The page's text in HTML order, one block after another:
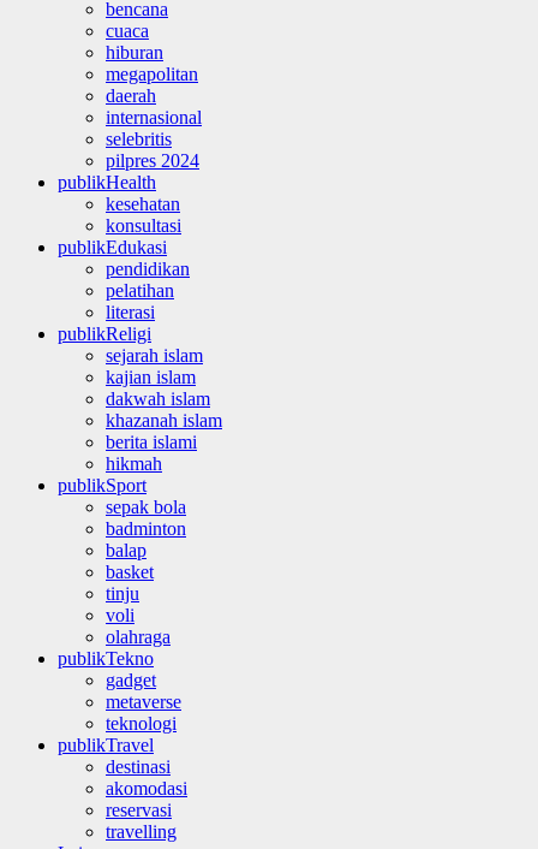
bencana
cuaca
hiburan
megapolitan
daerah
internasional
selebritis
pilpres 2024
publikHealth
kesehatan
konsultasi
publikEdukasi
pendidikan
pelatihan
literasi
publikReligi
sejarah islam
kajian islam
dakwah islam
khazanah islam
berita islami
hikmah
publikSport
sepak bola
badminton
balap
basket
tinju
voli
olahraga
publikTekno
gadget
metaverse
teknologi
publikTravel
destinasi
akomodasi
reservasi
travelling